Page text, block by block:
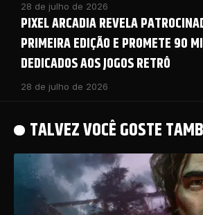
28 de julho de 2026
PIXEL ARCADIA REVELA
PRIMEIRA EDIÇÃO E PROMETE 90
DEDICADOS AOS JOGOS RETRÔ
28 de julho de 2026
TALVEZ VOCÊ GOSTE